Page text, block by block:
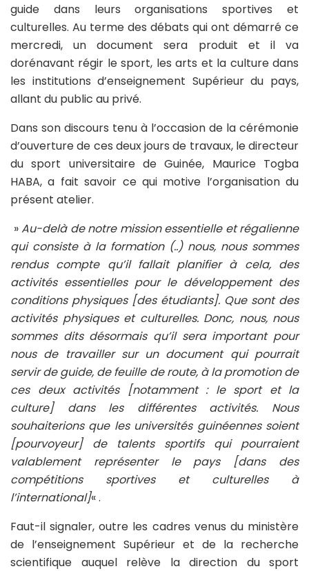
guide dans leurs organisations sportives et
culturelles. Au terme des débats qui ont démarré ce
mercredi, un document sera produit et il va
dorénavant régir le sport, les arts et la culture dans
les institutions d’enseignement Supérieur du pays,
allant du public au privé.
Dans son discours tenu à l’occasion de la cérémonie
d’ouverture de ces deux jours de travaux, le directeur
du sport universitaire de Guinée, Maurice Togba
HABA, a fait savoir ce qui motive l’organisation du
présent atelier.
»Au-delà de notre mission essentielle et régalienne
qui consiste à la formation (..) nous, nous sommes
rendus compte qu’il fallait planifier à cela, des
activités essentielles pour le développement des
conditions physiques [des étudiants]. Que sont des
activités physiques et culturelles. Donc, nous, nous
sommes dits désormais qu’il sera important pour
nous de travailler sur un document qui pourrait
servir de guide, de feuille de route, à la promotion de
ces deux activités [notamment : le sport et la
culture] dans les différentes activités. Nous
souhaiterions que les universités guinéennes soient
[pourvoyeur] de talents sportifs qui pourraient
valablement représenter le pays [dans des
compétitions sportives et culturelles à
l’international]« .
Faut-il signaler, outre les cadres venus du ministère
de l’enseignement Supérieur et de la recherche
scientifique auquel relève la direction du sport